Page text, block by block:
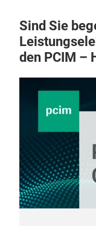
Sind Sie
den PCIM –